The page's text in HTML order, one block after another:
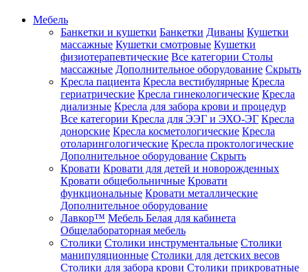
Мебель
Банкетки и кушетки Банкетки Диваны Кушетки
массажные Кушетки смотровые Кушетки
физиотерапевтические Все категории Столы
массажные Дополнительное оборудование Скрыть
Кресла пациента Кресла вестибулярные Кресла
гериатрические Кресла гинекологические Кресла
диализные Кресла для забора крови и процедур
Все категории Кресла для ЭЭГ и ЭХО-ЭГ Кресла
донорские Кресла косметологические Кресла
отоларингологические Кресла проктологические
Дополнительное оборудование Скрыть
Кровати Кровати для детей и новорожденных
Кровати общебольничные Кровати
функциональные Кровати металлические
Дополнительное оборудование
Лавкор™ Мебель Белая для кабинета
Общелабораторная мебель
Столики Столики инструментальные Столики
манипуляционные Столики для детских весов
Столики для забора крови Столики прикроватные